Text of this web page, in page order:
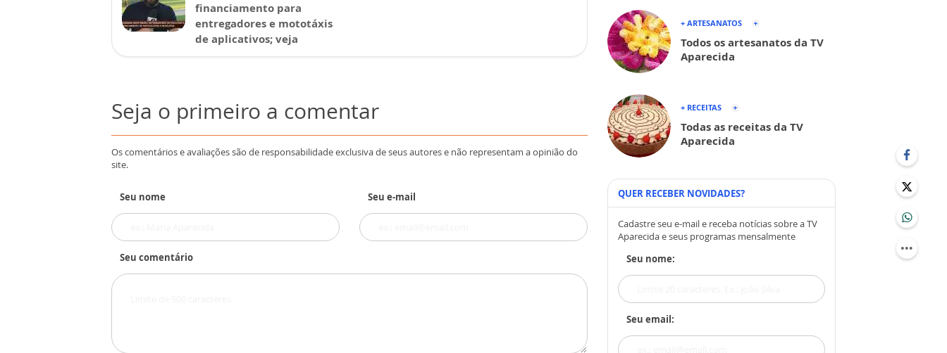
financiamento para
entregadores e mototáxis
de aplicativos; veja
Seja o primeiro a comentar
Os comentários e avaliações são de responsabilidade exclusiva de seus autores e não representam a opinião do
site.
Seu nome Seu e-mail
Seu comentário
+ ARTESANATOS
Todos os artesanatos da TV
Aparecida
+ RECEITAS
Todas as receitas da TV
Aparecida
QUER RECEBER NOVIDADES?
Cadastre seu e-mail e receba notícias sobre a TV
Aparecida e seus programas mensalmente
Seu nome:
Seu email: